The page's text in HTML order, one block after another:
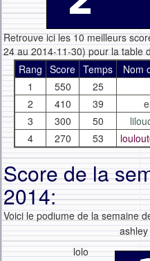
Retrouve ici les 10 meilleurs
24 au 2014-11-30) pour la table
Rang Score Temps Nom
1
550 25
2
410 39
3
300 50
4
270 53
Score de la
2014:
Voici le podiume de la semaine
lolo